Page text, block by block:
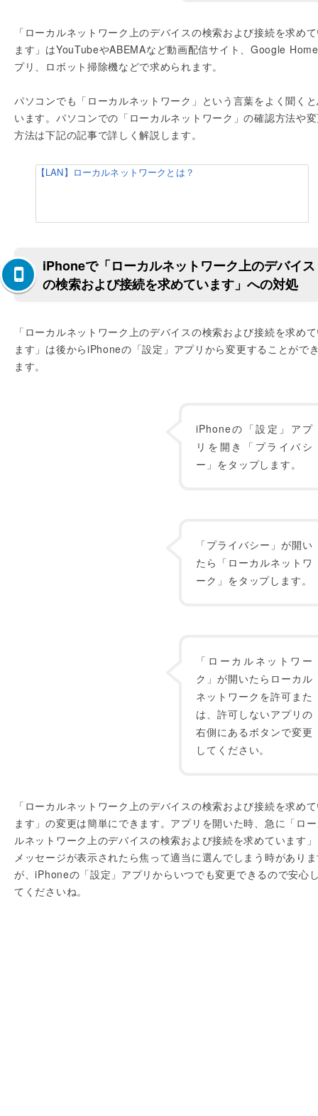
「ローカルネットワーク上のデバイスの検索および接続を求め
ます」はYouTubeやABEMAなど動画配信サイト、Google
プリ、ロボット掃除機などで求められます。
パソコンでも「ローカルネットワーク」という言葉をよく聞く
います。パソコンでの「ローカルネットワーク」の確認方法や
方法は下記の記事で詳しく解説します。
【LAN】ローカルネットワークとは？
iPhoneで「ローカルネットワーク上のデバイス
の検索および接続を求めています」への対処
「ローカルネットワーク上のデバイスの検索および接続を求め
ます」は後からiPhoneの「設定」アプリから変更することがで
ます。
iPhoneの「設定」アプ
リを開き「プライバシ
ー」をタップします。
「プライバシー」が開い
たら「ローカルネットワ
ーク」をタップします。
「ローカルネットワー
ク」が開いたらローカル
ネットワークを許可また
は、許可しないアプリの
右側にあるボタンで変更
してください。
「ローカルネットワーク上のデバイスの検索および接続を求め
ます」の変更は簡単にできます。アプリを開いた時、急に「ロ
ルネットワーク上のデバイスの検索および接続を求めています
メッセージが表示されたら焦って適当に選んでしまう時があり
が、iPhoneの「設定」アプリからいつでも変更できるので安心
てくださいね。